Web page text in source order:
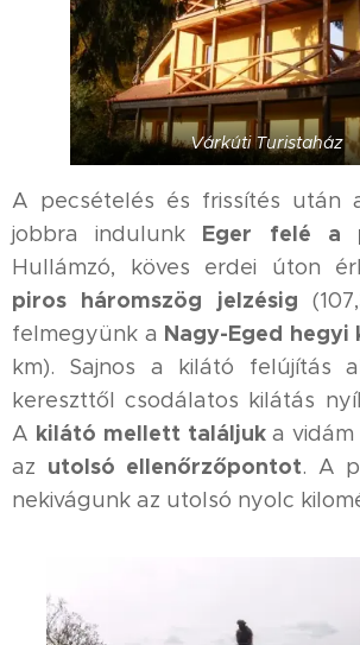
Várkúti Turistaház
A pecsételés és frissítés után
jobbra indulunk Eger felé a
Hullámzó, köves erdei úton
piros háromszög jelzésig
felmegyünk a Nagy-Eged
km). Sajnos a kilátó felújítás
kereszttől csodálatos kilátás
A kilátó mellett találjuka vidám
az utolsó ellenőrzőpontot. A
nekivágunk az utolsó nyolc